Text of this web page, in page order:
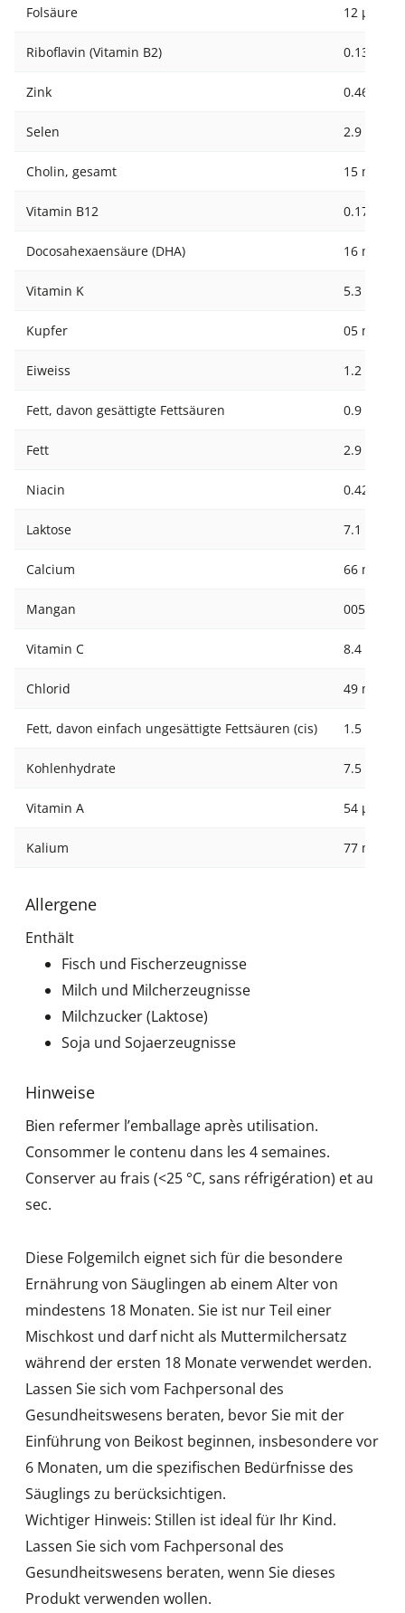
Folsäure 12 µg
Riboflavin (Vitamin B2) 0.13 mg
Zink 0.46 mg
Selen 2.9 µg
Cholin, gesamt 15 mg
Vitamin B12 0.17 µg
Docosahexaensäure (DHA) 16 mg
Vitamin K 5.3 µg
Kupfer 05 mg
Eiweiss 1.2 g
Fett, davon gesättigte Fettsäuren 0.9 g
Fett 2.9 g
Niacin 0.42 mg
Laktose 7.1 g
Calcium 66 mg
Mangan 005 mg
Vitamin C 8.4 mg
Chlorid 49 mg
Fett, davon einfach ungesättigte Fettsäuren (cis) 1.5 g
Kohlenhydrate 7.5 g
Vitamin A 54 µg
Kalium 77 mg
Allergene
Enthält
Fisch und Fischerzeugnisse
Milch und Milcherzeugnisse
Milchzucker (Laktose)
Soja und Sojaerzeugnisse
Hinweise
Bien refermer l’emballage après utilisation.
Consommer le contenu dans les 4 semaines.
Conserver au frais (<25 °C, sans réfrigération) et au
sec.
Diese Folgemilch eignet sich für die besondere
Ernährung von Säuglingen ab einem Alter von
mindestens 18 Monaten. Sie ist nur Teil einer
Mischkost und darf nicht als Muttermilchersatz
während der ersten 18 Monate verwendet werden.
Lassen Sie sich vom Fachpersonal des
Gesundheitswesens beraten, bevor Sie mit der
Einführung von Beikost beginnen, insbesondere vor
6 Monaten, um die spezifischen Bedürfnisse des
Säuglings zu berücksichtigen.
Wichtiger Hinweis: Stillen ist ideal für Ihr Kind.
Lassen Sie sich vom Fachpersonal des
Gesundheitswesens beraten, wenn Sie dieses
Produkt verwenden wollen.